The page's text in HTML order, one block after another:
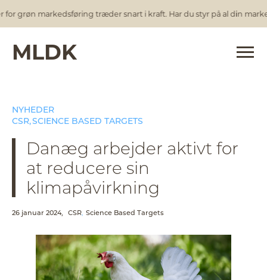
grøn markedsføring træder snart i kraft. Har du styr på al din
MLDK
NYHEDER
CSR SCIENCE BASED TARGETS
Danæg arbejder aktivt for
at reducere sin
klimapåvirkning
26 januar 2024, CSR Science Based Targets